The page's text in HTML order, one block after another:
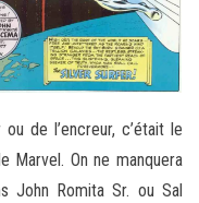
de l’encreur, c’était le
Marvel. On ne manquera
John Romita Sr. ou Sal